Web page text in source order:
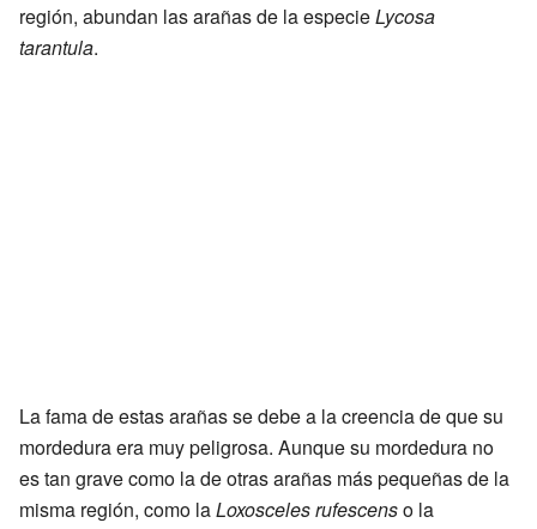
región, abundan las arañas de la especieLycosa
tarantula.
La fama de estas arañas se debe a la creencia de que su
mordedura era muy peligrosa. Aunque su mordedura no
es tan grave como la de otras arañas más pequeñas de la
misma región, como laLoxosceles rufescenso la